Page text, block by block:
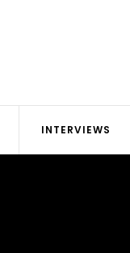
INTERVIEWS